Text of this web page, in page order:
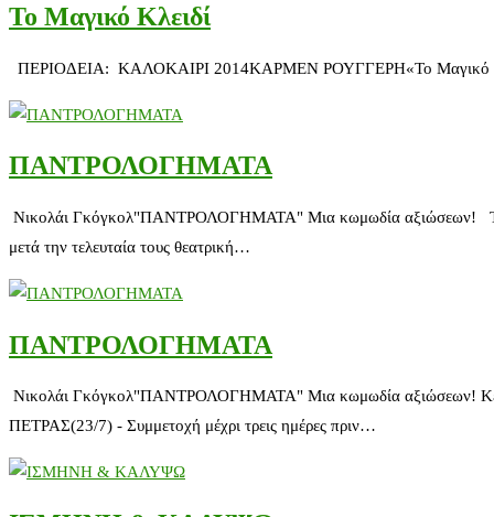
Το Μαγικό Κλειδί
ΠΕΡΙΟΔΕΙΑ: ΚΑΛΟΚΑΙΡΙ 2014ΚΑΡΜΕΝ ΡΟΥΓΓΕΡΗ«Το Μαγικό
ΠΑΝΤΡΟΛΟΓΗΜΑΤΑ
Νικολάι Γκόγκολ"ΠΑΝΤΡΟΛΟΓΗΜΑΤΑ" Μια κωμωδία αξιώσεων! Την
μετά την τελευταία τους θεατρική…
ΠΑΝΤΡΟΛΟΓΗΜΑΤΑ
Νικολάι Γκόγκολ"ΠΑΝΤΡΟΛΟΓΗΜΑΤΑ" Μια κωμωδία αξιώσεων!
ΠΕΤΡΑΣ(23/7) - Συμμετοχή μέχρι τρεις ημέρες πριν…